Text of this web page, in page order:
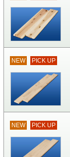
NEW PICK UP
NEW PICK UP